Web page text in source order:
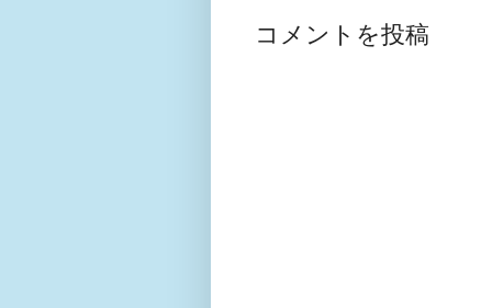
コメントを投稿